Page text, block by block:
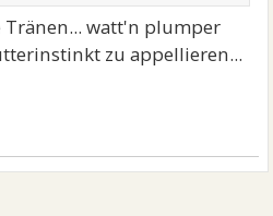
watt'n plumper
zu appellieren...